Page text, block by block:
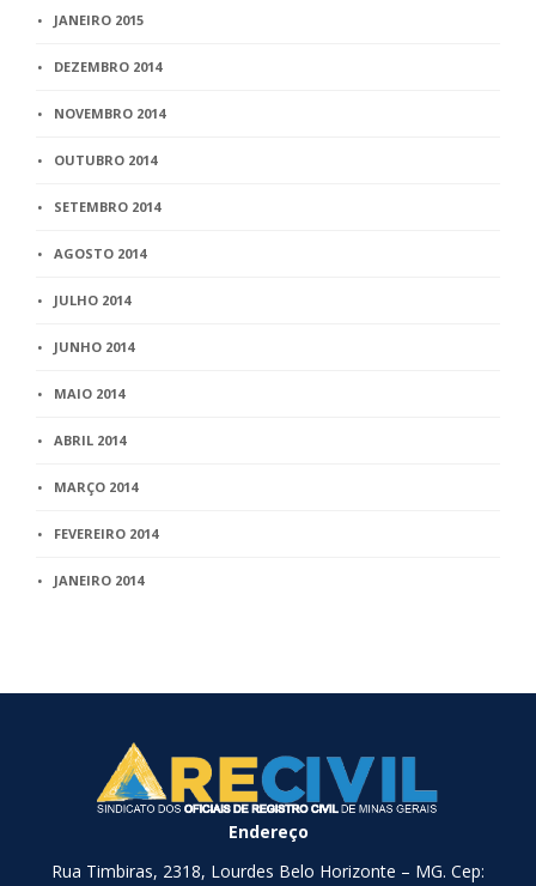
JANEIRO 2015
DEZEMBRO 2014
NOVEMBRO 2014
OUTUBRO 2014
SETEMBRO 2014
AGOSTO 2014
JULHO 2014
JUNHO 2014
MAIO 2014
ABRIL 2014
MARÇO 2014
FEVEREIRO 2014
JANEIRO 2014
Endereço
Rua Timbiras, 2318, Lourdes Belo Horizonte – MG. Cep: